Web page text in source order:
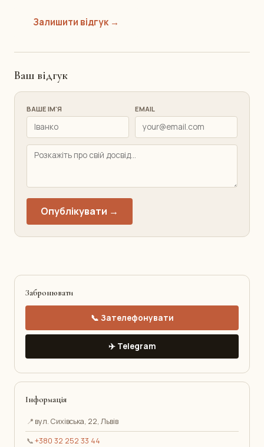
Залишити відгук →
Ваш відгук
ВАШЕ ІМ'Я EMAIL
Опублікувати →
Забронювати
📞 Зателефонувати
✈️ Telegram
Інформація
📍 вул. Сихівська, 22, Львів
📞+380 32 252 33 44